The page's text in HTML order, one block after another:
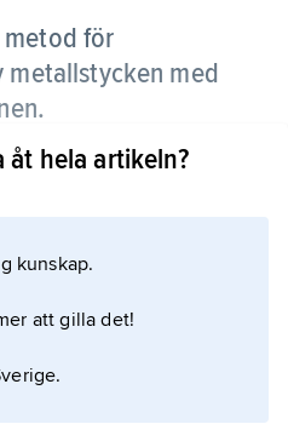
metod för
metallstycken med
ett plant material
accelererar mot det
åt hela artikeln?
kunskap.
att gilla det!